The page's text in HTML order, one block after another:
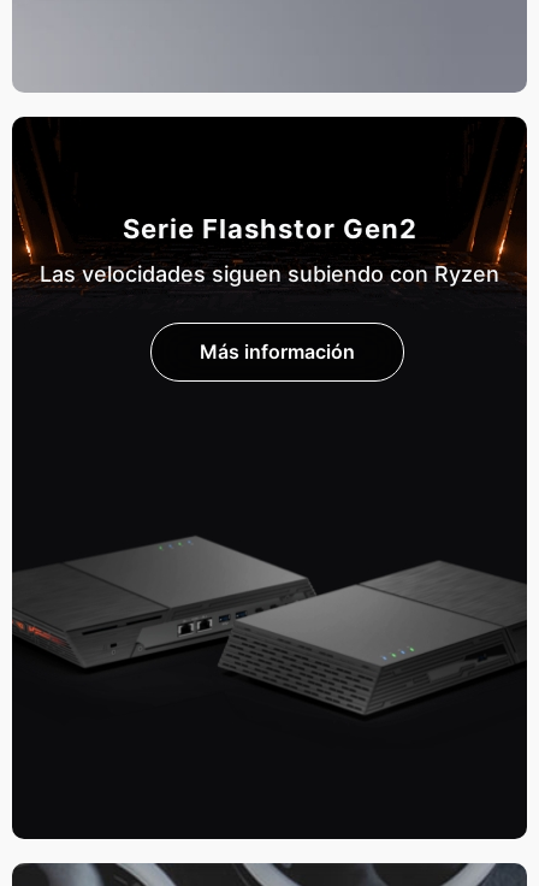
Serie Flashstor Gen2
Las velocidades siguen subiendo con Ryzen
Más información